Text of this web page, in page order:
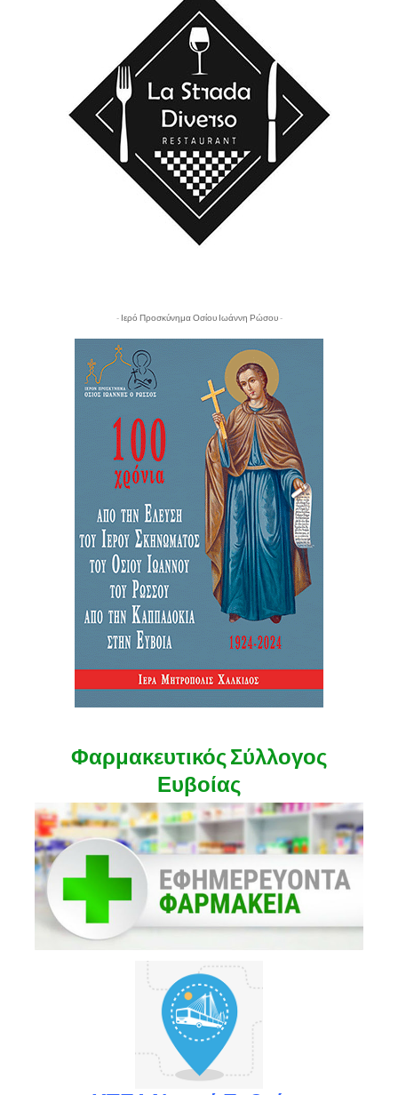
- Ιερό Προσκύνημα Οσίου Ιωάννη Ρώσου -
Φαρμακευτικός Σύλλογος
Ευβοίας